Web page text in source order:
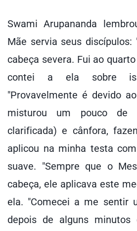
Swami Arupananda
Mãe servia seus
cabeça severa. Fui ao
contei a ela sobre
"Provavelmente é devido
misturou um pouco de
clarificada) e cânfora,
aplicou na minha testa
suave. "Sempre que o
cabeça, ele aplicava este
ela. "Comecei a me sentir
depois de alguns minutos